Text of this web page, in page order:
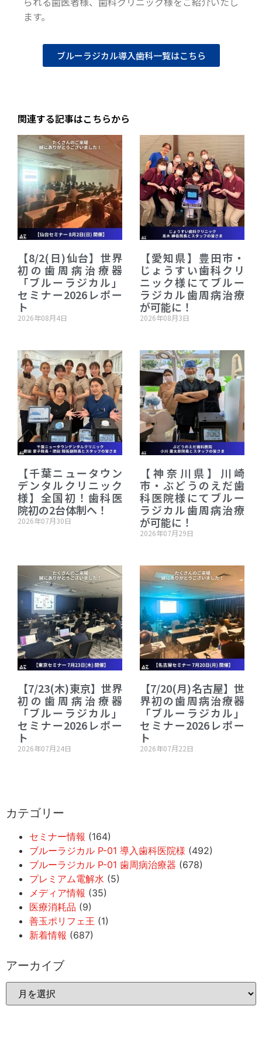
ます。
ブルーラジカル導入歯科一覧はこちら
関連する記事はこちらから
【8/2(日)仙台】世界
初の歯周病治療器
「ブルーラジカル」
セミナー2026レポー
ト
2026年08月4日
【愛知県】豊田市・
じょうすい歯科クリ
ニック様にてブルー
ラジカル歯周病治療
が可能に！
2026年08月3日
【千葉ニュータウン
デンタルクリニック
様】全国初！歯科医
院初の2台体制へ！
2026年07月30日
【神奈川県】川崎
市・ぶどうのえだ歯
科医院様にてブルー
ラジカル歯周病治療
が可能に！
2026年07月29日
【7/23(木)東京】世界
初の歯周病治療器
「ブルーラジカル」
セミナー2026レポー
ト
2026年07月24日
【7/20(月)名古屋】世
界初の歯周病治療器
「ブルーラジカル」
セミナー2026レポー
ト
2026年07月22日
カテゴリー
セミナー情報 (164)
ブルーラジカル P-01 導入歯科医院様 (492)
ブルーラジカル P-01 歯周病治療器 (678)
プレミアム電解水 (5)
メディア情報 (35)
医療消耗品 (9)
善玉ポリフェ王 (1)
新着情報 (687)
アーカイブ